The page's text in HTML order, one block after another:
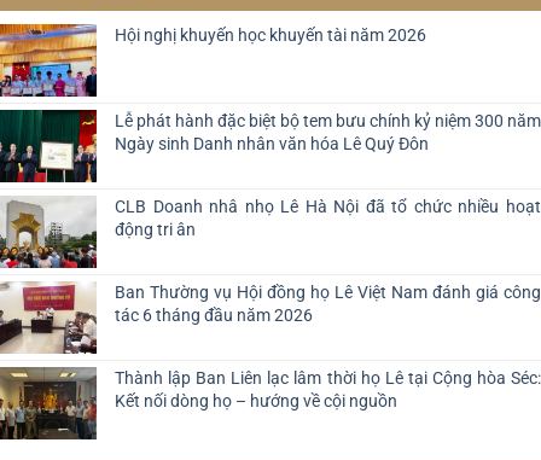
Hội nghị khuyến học khuyến tài năm 2026
Lễ phát hành đặc biệt bộ tem bưu chính kỷ niệm 300 năm
Ngày sinh Danh nhân văn hóa Lê Quý Đôn
CLB Doanh nhâ nhọ Lê Hà Nội đã tổ chức nhiều hoạt
động tri ân
Ban Thường vụ Hội đồng họ Lê Việt Nam đánh giá công
tác 6 tháng đầu năm 2026
Thành lập Ban Liên lạc lâm thời họ Lê tại Cộng hòa Séc:
Kết nối dòng họ – hướng về cội nguồn